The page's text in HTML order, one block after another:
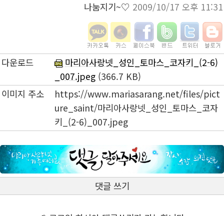
나눔지기~♡ 2009/10/17 오후 11:31
다운로드
마리아사랑넷_성인_토마스_코자키_(2-6)
_007.jpeg (366.7 KB)
이미지 주소
https://www.mariasarang.net/files/pict
ure_saint/마리아사랑넷_성인_토마스_코자
키_(2-6)_007.jpeg
댓글 쓰기